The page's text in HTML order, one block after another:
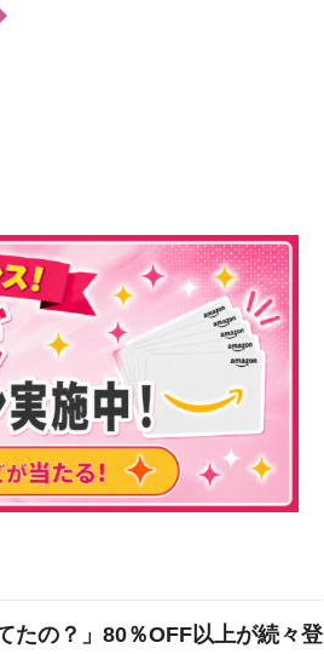
たの？」80％OFF以上が続々登